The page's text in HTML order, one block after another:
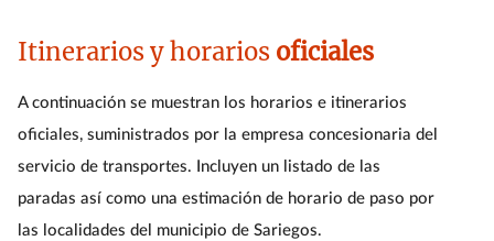
Itinerarios y horarios oficiales
A continuación se muestran los horarios e itinerarios
oficiales, suministrados por la empresa concesionaria del
servicio de transportes. Incluyen un listado de las
paradas así como una estimación de horario de paso por
las localidades del municipio de Sariegos.